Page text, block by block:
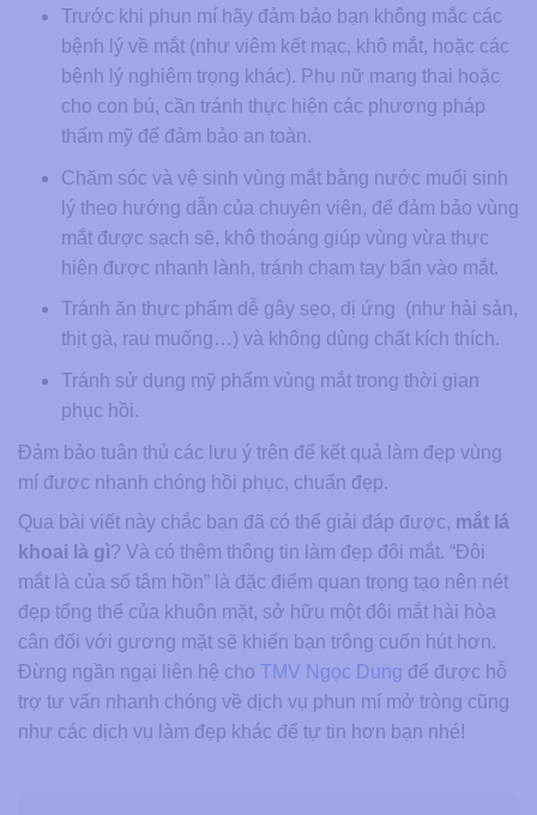
Trước khi phun mí hãy đảm bảo bạn không mắc các
bệnh lý về mắt (như viêm kết mạc, khô mắt, hoặc các
bệnh lý nghiêm trọng khác). Phụ nữ mang thai hoặc
cho con bú, cần tránh thực hiện các phương pháp
thẩm mỹ để đảm bảo an toàn.
Chăm sóc và vệ sinh vùng mắt bằng nước muối sinh
lý theo hướng dẫn của chuyên viên, để đảm bảo vùng
mắt được sạch sẽ, khô thoáng giúp vùng vừa thực
hiện được nhanh lành, tránh chạm tay bẩn vào mắt.
Tránh ăn thực phẩm dễ gây sẹo, dị ứng (như hải sản,
thịt gà, rau muống…) và không dùng chất kích thích.
Tránh sử dụng mỹ phẩm vùng mắt trong thời gian
phục hồi.
Đảm bảo tuân thủ các lưu ý trên để kết quả làm đẹp vùng
mí được nhanh chóng hồi phục, chuẩn đẹp.
Qua bài viết này chắc bạn đã có thể giải đáp được, mắt lá
khoai là gì? Và có thêm thông tin làm đẹp đôi mắt. “Đôi
mắt là của sổ tâm hồn” là đặc điểm quan trọng tạo nên nét
đẹp tổng thể của khuôn mặt, sở hữu một đôi mắt hài hòa
cân đối với gương mặt sẽ khiến bạn trông cuốn hút hơn.
Đừng ngần ngại liên hệ cho TMV Ngọc Dung để được hỗ
trợ tư vấn nhanh chóng về dịch vụ phun mí mở tròng cũng
như các dịch vụ làm đẹp khác để tự tin hơn bạn nhé!